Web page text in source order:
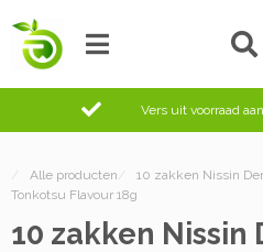
Vers uit voorraad
/ Alle producten /
10 zakken Nissin
Tonkotsu Flavour 18g
10 zakken Nissin